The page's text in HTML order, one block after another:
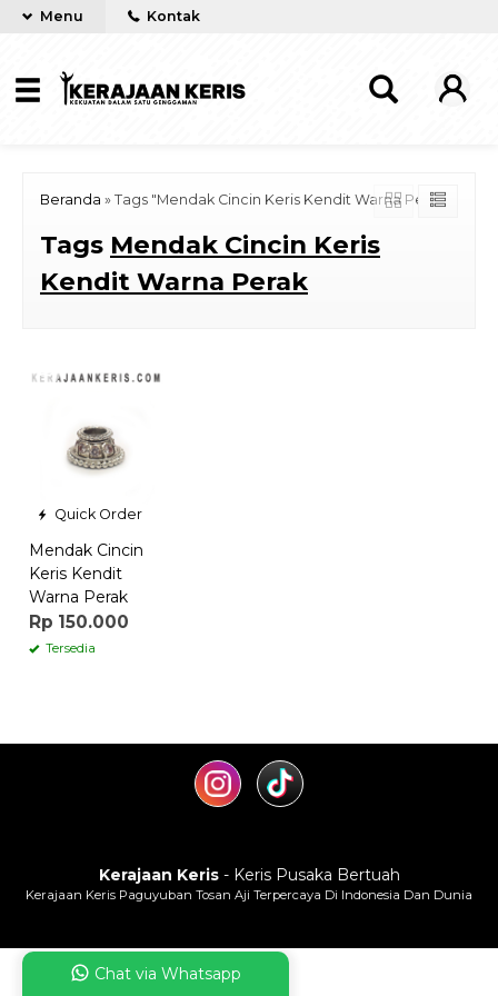
Menu Kontak
Beranda » Tags "Mendak Cincin Keris Kendit Warna Perak"
Tags Mendak Cincin Keris
Kendit Warna Perak
Quick Order
Mendak Cincin
Keris Kendit
Warna Perak
Rp 150.000
Tersedia
Kerajaan Keris- Keris Pusaka Bertuah
Kerajaan Keris Paguyuban Tosan Aji Terpercaya Di Indonesia Dan Dunia
Chat via Whatsapp